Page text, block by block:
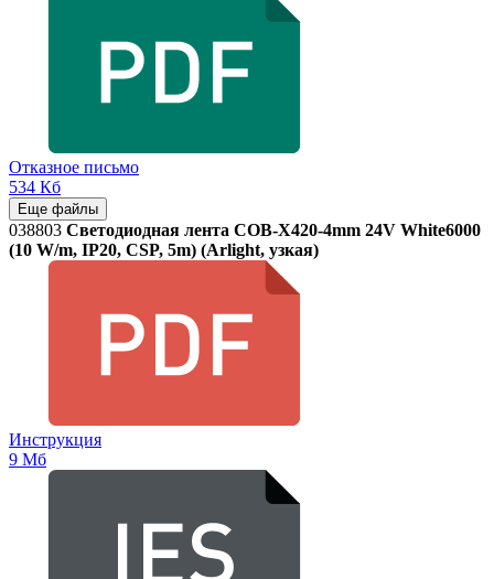
Отказное письмо
534 Кб
Еще файлы
038803 Светодиодная лента COB-X420-4mm 24V White6000
(10 W/m, IP20, CSP, 5m) (Arlight, узкая)
Инструкция
9 Мб